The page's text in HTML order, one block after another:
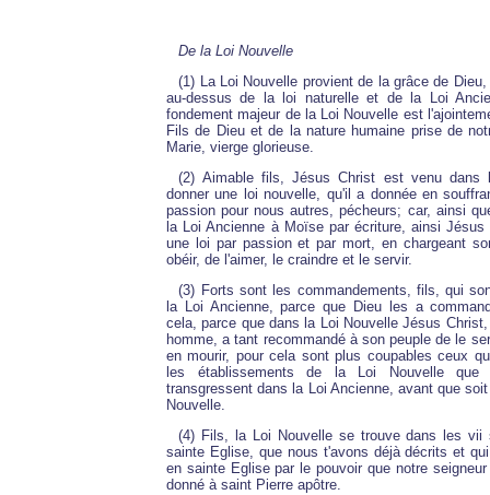
De la Loi Nouvelle
(1) La Loi Nouvelle provient de la grâce de
au-dessus de la loi naturelle et de la Loi
fondement majeur de la Loi Nouvelle est
Fils de Dieu et de la nature humaine prise de
Marie, vierge glorieuse.
(2) Aimable fils, Jésus Christ est venu dans
donner une loi nouvelle, qu'il a donnée en
passion pour nous autres, pécheurs; car, ainsi
la Loi Ancienne à Moïse par écriture, ainsi
une loi par passion et par mort, en chargeant
obéir, de l'aimer, le craindre et le servir.
(3) Forts sont les commandements, fils, qui
la Loi Ancienne, parce que Dieu les a
cela, parce que dans la Loi Nouvelle Jésus
homme, a tant recommandé à son peuple de le
en mourir, pour cela sont plus coupables ceux
les établissements de la Loi Nouvelle
transgressent dans la Loi Ancienne, avant que
Nouvelle.
(4) Fils, la Loi Nouvelle se trouve dans les vii
sainte Eglise, que nous t'avons déjà décrits et
en sainte Eglise par le pouvoir que notre
donné à saint Pierre apôtre.